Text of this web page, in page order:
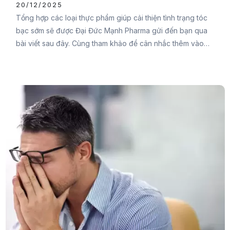
20/12/2025
Tổng hợp các loại thực phẩm giúp cải thiện tình trạng tóc
bạc sớm sẽ được Đại Đức Mạnh Pharma gửi đến bạn qua
bài viết sau đây. Cùng tham khảo để cân nhắc thêm vào